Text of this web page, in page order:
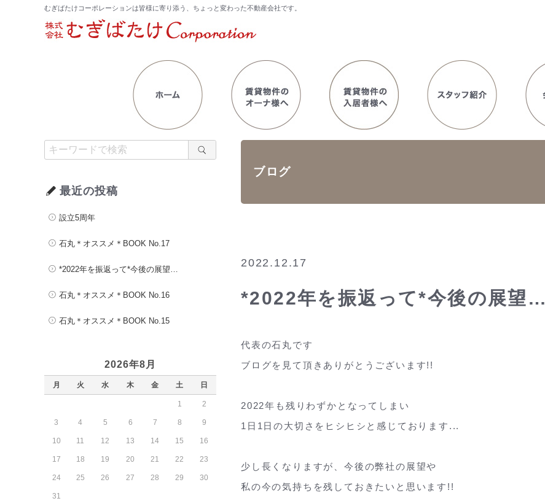
むぎばたけコーポレーションは皆様に寄り添う、ちょっと変わった不動産会社です。
ブログ
2022.12.17
*2022年を振返って*今後の展望…
代表の石丸です
ブログを見て頂きありがとうございます!!
2022年も残りわずかとなってしまい
1日1日の大切さをヒシヒシと感じております...
少し長くなりますが、今後の弊社の展望や
私の今の気持ちを残しておきたいと思います!!
最近の投稿
設立5周年
石丸＊オススメ＊BOOK No.17
*2022年を振返って*今後の展望…
石丸＊オススメ＊BOOK No.16
石丸＊オススメ＊BOOK No.15
2026年8月
月 火 水 木 金 土 日
1 2
3 4 5 6 7 8 9
10 11 12 13 14 15 16
17 18 19 20 21 22 23
24 25 26 27 28 29 30
31